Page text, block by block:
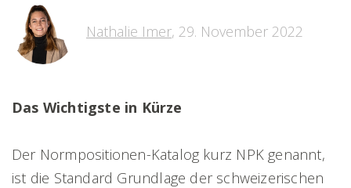
Nathalie Imer, 29. November 2022
Das Wichtigste in Kürze
Der Normpositionen-Katalog kurz NPK genannt,
ist die Standard Grundlage der schweizerischen